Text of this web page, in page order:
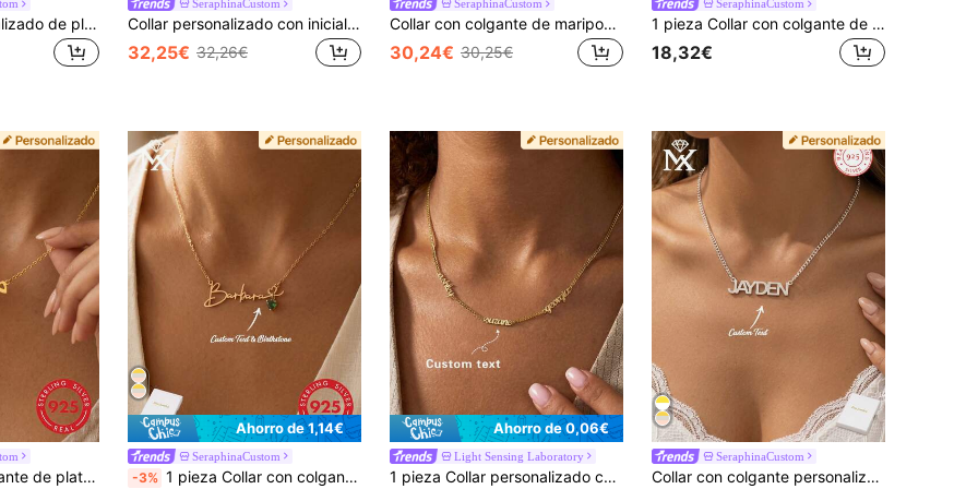
Este collar personalizado de plata de ley 925 con colgante con forma de corazón y nombre en inglés es una opción ideal para la joyería de mujer, adecuado para uso diario, vacaciones, banquetes, fiestas y diversas ocasiones. Su diseño único, estilo personalizado y apariencia elegante y de moda lo convierten en el regalo perfecto para amigos, parejas y familiares en Navidad, Acción de Gracias, San Valentín, cumpleaños y aniversarios.
SeraphinaCustom
Collar personalizado con inicial y piedra natal de circonita cúbica de 1925, elegante y de estilo bohemio romántico, adecuado para el Día de San Valentín, cumpleaños, aniversario, graduación, Navidad y otras ocasiones
32,25€ 32,26€
SeraphinaCustom
Collar con colgante de mariposa de plata de ley 925 con nombre en inglés personalizado, de moda callejera, diseño único, accesorio versátil adecuado para cualquier ocasión y temporada
30,24€ 30,25€
SeraphinaCustom
1 pieza Collar con colgante de plata de ley 925 con nombre en inglés personalizado, accesorio de moda personalizado adecuado para usar en exteriores y viajes
18,32€
1 pieza Collar colgante de plata de ley 925 creativo y único personalizable con nombre árabe, collar personalizado con el nombre, regalo para familia, pareja, amiga, dorado, estiloso, colorido, vintage, simple, unisex, casual, lindos, personalizado, único, regalos ideales para él, obsequios ideales como ella, novia, novio, papá, mamá, familia y amigos, para aniversarios y cumpleaños, graduación, bailes de graduación y graduación para mujeres, escuela, regreso a la escuela y escuela para la universidad, estudiantes, maestros, preparatoria, universidad y estudiantes universitarios, secundaria, y preparatoria Senior para estudiantes de secundariaHigh
Ahorro de 1,14€
SeraphinaCustom
-3% 1 pieza Collar con colgante de corazón con circonita y nombre personalizado en plata de ley 925, accesorio elegante y romántico de estilo bohemio, adecuado para el Día de San Valentín, cumpleaños, aniversario, graduación, Navidad, como un regalo de alta gama para tu pareja y madre
Ahorro de 0,06€
Light Sensing Laboratory
1 pieza Collar personalizado con múltiples nombres, collar colgante con varios nombres, collar con nombre de familia, collar con nombre de amigo, regalo del Día de la Madre, regalo de Navidad, letra, grabado, decorativo, elegante, moderno, personalizado, único, regalo familiar, regalo ideal para él, regalo ideal para ella, hijo, hija
SeraphinaCustom
Collar con colgante personalizado con nombre en inglés de plata de ley 925, de lujo y moda, exquisito y vintage, versátil y práctico, adecuado para cualquier ocasión y temporada. Es un excelente regalo para el Día de San Valentín, el Día de la Madre, Navidad, Acción de Gracias y cumpleaños para damas. Plata, de moda, colorido, vintage, unisex